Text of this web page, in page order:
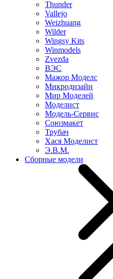
Thunder
Vallejo
Weizhuang
Wilder
Wingsy Kits
Winmodels
Zvezda
ВЭС
Мажор Моделс
Микродизайн
Мир Моделей
Моделист
Модель-Сервис
Союзмакет
Трубач
Хася Моделист
Э.В.М.
Сборные модели